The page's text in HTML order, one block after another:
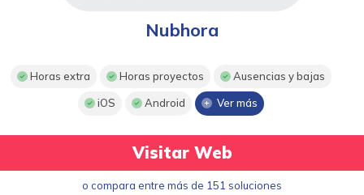
Nubhora
Horas extra Horas proyectos Ausencias y bajas
iOS Android Ver más
Visitar Web
o compara entre más de 151 soluciones